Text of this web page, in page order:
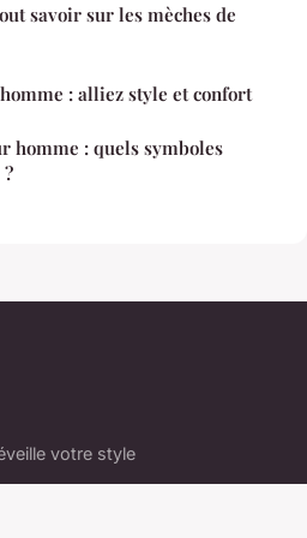
savoir sur les mèches de
: alliez style et confort
homme : quels symboles
votre style